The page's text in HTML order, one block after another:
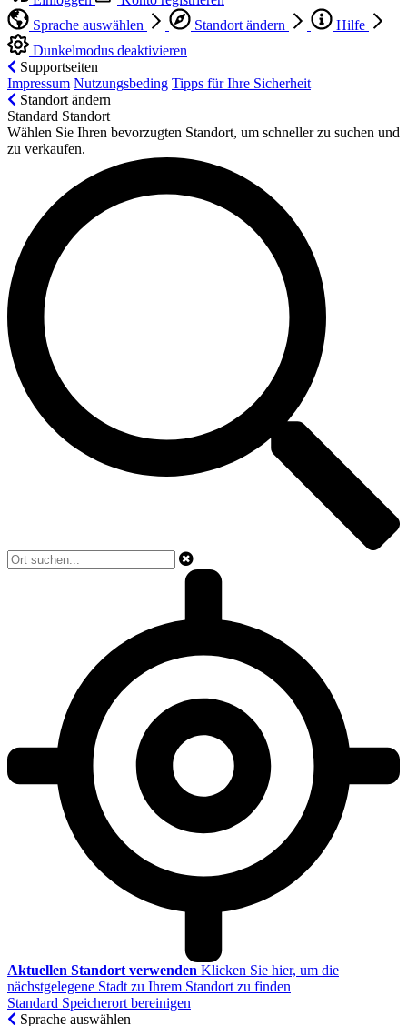
Sprache auswählen
Standort ändern
Hilfe
Dunkelmodus deaktivieren
Supportseiten
Impressum Nutzungsbeding Tipps für Ihre Sicherheit
Standort ändern
Standard Standort
Wählen Sie Ihren bevorzugten Standort, um schneller zu suchen und
zu verkaufen.
Aktuellen Standort verwenden Klicken Sie hier, um die
nächstgelegene Stadt zu Ihrem Standort zu finden
Standard Speicherort bereinigen
Sprache auswählen